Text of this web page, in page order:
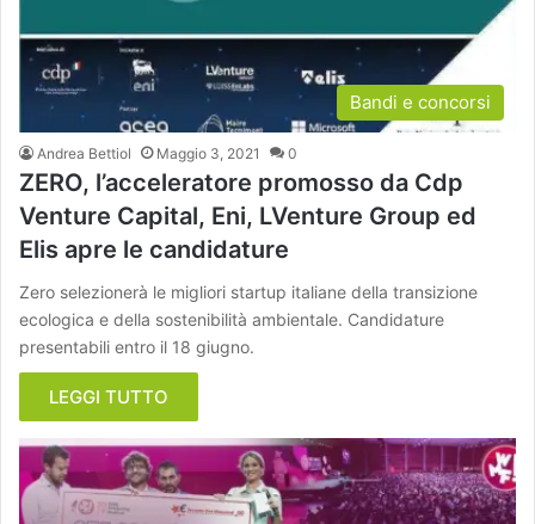
Bandi e concorsi
Andrea Bettiol Maggio 3, 2021 0
ZERO, l’acceleratore promosso da Cdp
Venture Capital, Eni, LVenture Group ed
Elis apre le candidature
Zero selezionerà le migliori startup italiane della transizione
ecologica e della sostenibilità ambientale. Candidature
presentabili entro il 18 giugno.
LEGGI TUTTO